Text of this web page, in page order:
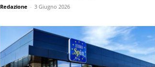
Redazione - 3 Giugno 2026